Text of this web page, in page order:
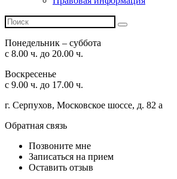
Понедельник – суббота
с 8.00 ч. до 20.00 ч.
Воскресенье
с 9.00 ч. до 17.00 ч.
г. Серпухов, Московское шоссе, д. 82 а
Обратная связь
Позвоните мне
Записаться на прием
Оставить отзыв